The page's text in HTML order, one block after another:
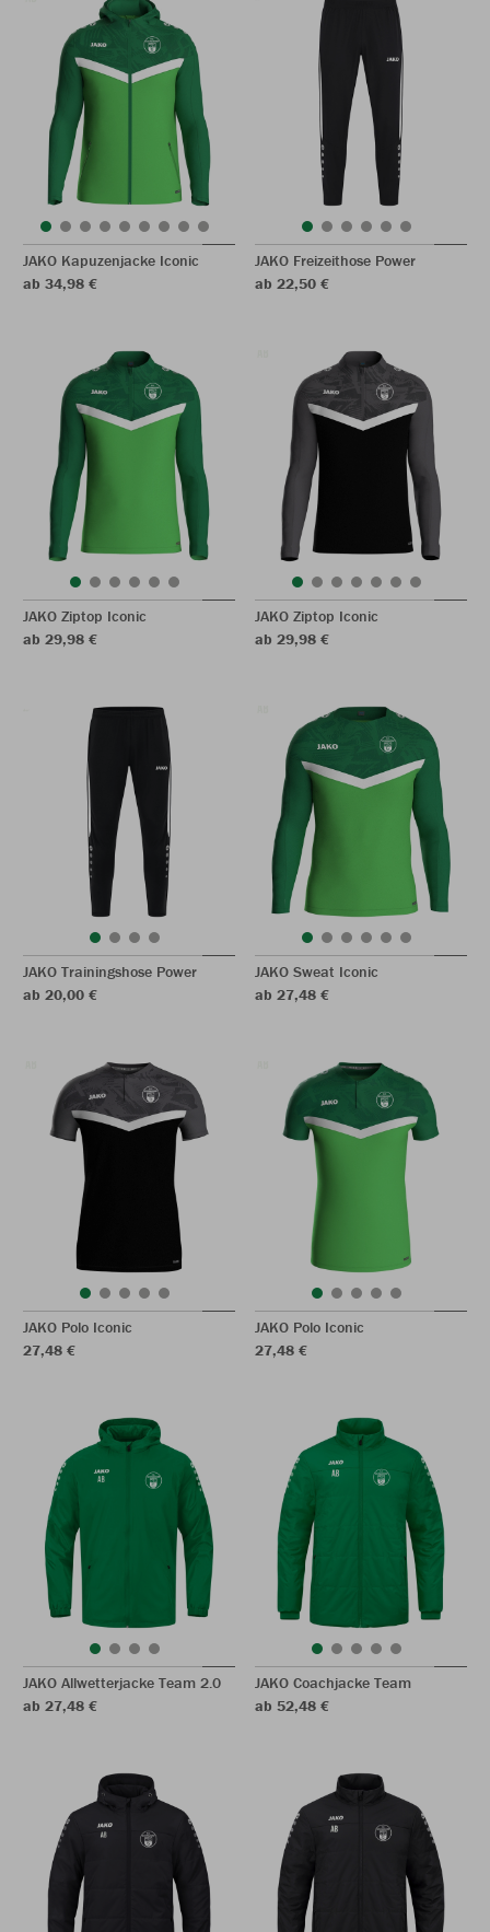
JAKO Kapuzenjacke Iconic
ab 34,98 €
JAKO Freizeithose Power
ab 22,50 €
JAKO Ziptop Iconic
ab 29,98 €
JAKO Ziptop Iconic
ab 29,98 €
JAKO Trainingshose Power
ab 20,00 €
JAKO Sweat Iconic
ab 27,48 €
JAKO Polo Iconic
27,48 €
JAKO Polo Iconic
27,48 €
JAKO Allwetterjacke Team 2.0
ab 27,48 €
JAKO Coachjacke Team
ab 52,48 €